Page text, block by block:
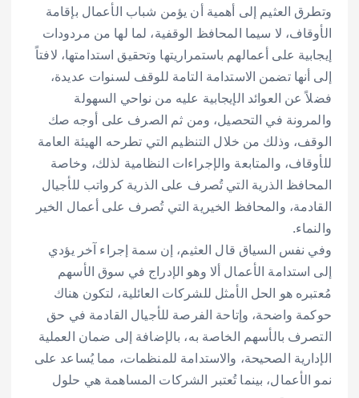
وتطرق العثيم إلى أهمية أن يؤمن شباب الأعمال بإقامة
الأوقاف، لا سيما المحافظ الوقفية، لما لها من مردودات
إيجابية على أعمالهم باستمراريتها وتحقيق استدامتها، لافتاً
إلى أنها تضمن الاستدامة التامة للوقف لسنوات عديدة،
فضلاً عن العوائد الإيجابية عليه من نواحي السهولة
والمرونة في التحصيل، ومن ثم الصرف على أوجه صك
الوقف، وذلك من خلال التنظيم التي تطرحه الهيئة العامة
للأوقاف، والمتابعة والإجراءات النظامية لذلك، وخاصة
المحافظ الذرية التي تُصرف على الذرية كرواتب للأجيال
القادمة، والمحافظ الخيرية التي تُصرف على أعمال الخير
والنماء.
وفي نفس السياق قال العثيم، إن سمة إجراء آخر يؤدي
إلى استدامة الأعمال ألا وهو الإدراج في سوق الأسهم
مُعتبره هو الحل الأمثل للشركات العائلية، لتكون هناك
حوكمة واضحة، وإتاحة الفرصة للأجيال القادمة في حق
التصرف بالأسهم الخاصة به، بالإضافة إلى ضمان العملية
الإدارية الصحيحة، والاستدامة للمنظمات، مما يُساعد على
نمو الأعمال، بينما تُعتبر الشركات المساهمة هي حلول